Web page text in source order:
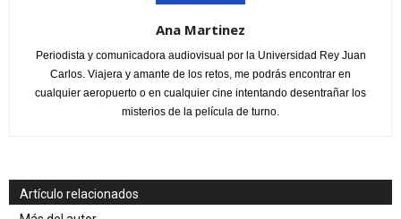
Ana Martinez
Periodista y comunicadora audiovisual por la Universidad Rey Juan
Carlos. Viajera y amante de los retos, me podrás encontrar en
cualquier aeropuerto o en cualquier cine intentando desentrañar los
misterios de la película de turno.
Artículo relacionados